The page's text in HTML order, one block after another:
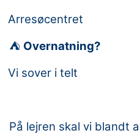
Arresøcentret
⛺ Overnatning?
Vi sover i telt
På lejren skal vi blandt